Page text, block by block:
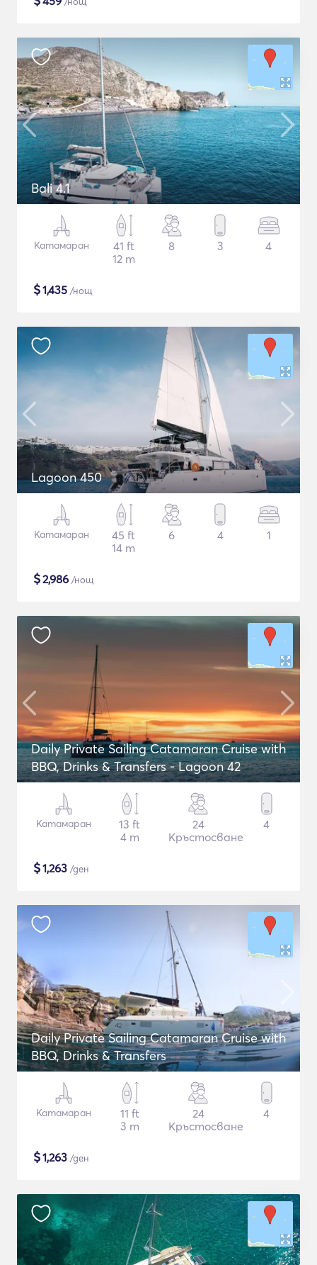
Bali 4.1
Катамаран
41 ft
12 m
8 3 4
$1,435 /нощ
Lagoon 450
Катамаран
45 ft
14 m
6 4 1
$2,986 /нощ
Daily Private Sailing Catamaran Cruise with
BBQ, Drinks & Transfers - Lagoon 42
Катамаран
13 ft
4 m
24
Кръстосване
4
$1,263 /ден
Daily Private Sailing Catamaran Cruise with
BBQ, Drinks & Transfers
Катамаран
11 ft
3 m
24
Кръстосване
4
$1,263 /ден